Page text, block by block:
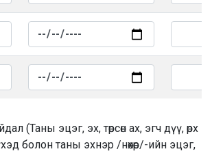
(Таны эцэг, эх, төрсөн ах, эгч дүү, өрх
болон таны эхнэр /нөхөр/-ийн эцэг,